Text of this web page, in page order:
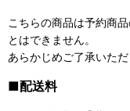
こちらの商品は予約商
とはできません。
あらかじめご了承いた
■配送料